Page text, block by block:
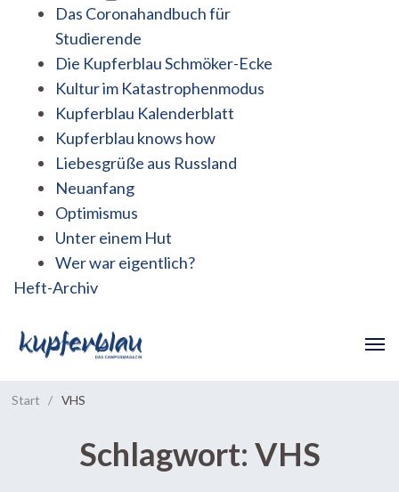
Das Coronahandbuch für
Studierende
Die Kupferblau Schmöker-Ecke
Kultur im Katastrophenmodus
Kupferblau Kalenderblatt
Kupferblau knows how
Liebesgrüße aus Russland
Neuanfang
Optimismus
Unter einem Hut
Wer war eigentlich?
Heft-Archiv
Start / VHS
Schlagwort: VHS